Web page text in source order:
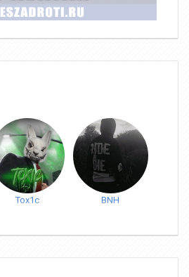
Tox1c BNH